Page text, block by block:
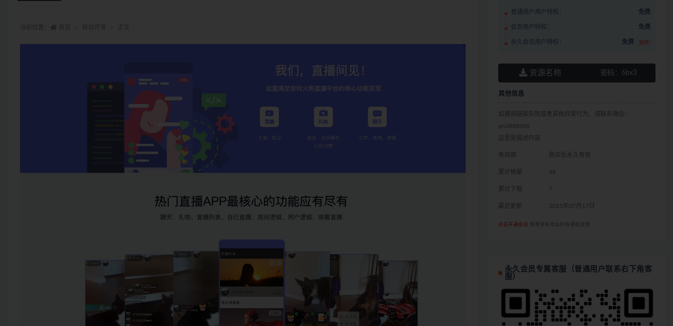
普通用户用户特权： 免费
会员用户特权： 免费
永久会员用户特权： 免费 推荐
资源名称 密码： 6bx3
其他信息
如遇到链接失效或者其他异常行为，请联系微信：
qnit888888
这里是描述内容
有效期 购买后永久有效
累计销量 48
累计下载 7
最近更新 2025年07月17日
点击开通会员 免费享有本站所有课程资源
永久会员专属客服（普通用户联系右下角客
服）